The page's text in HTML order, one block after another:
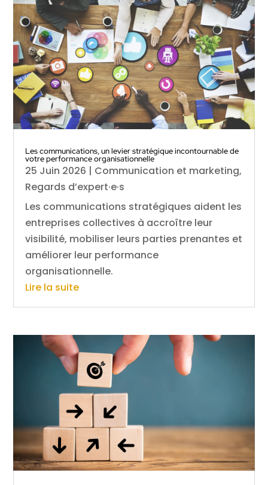
Les communications, un levier stratégique incontournable de
votre performance organisationnelle
25 Juin 2026 | Communication et marketing,
Regards d’expert·e·s
Les communications stratégiques aident les
entreprises collectives à accroître leur
visibilité, mobiliser leurs parties prenantes et
améliorer leur performance
organisationnelle.
Lire la suite